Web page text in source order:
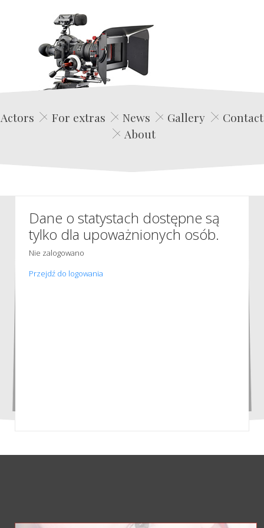
Edwin Film Agencja Aktorska
Actors For extras News Gallery
Contact
About
Dane o statystach dostępne są
tylko dla upoważnionych osób.
Nie zalogowano
Przejdź do logowania